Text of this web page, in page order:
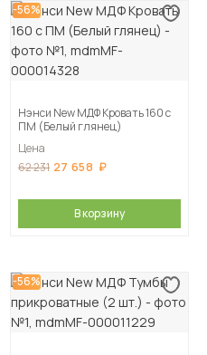
-56%
Нэнси New МДФ Кровать 160 с
ПМ (Белый глянец)
Цена
62 231 27 658
В корзину
-56%